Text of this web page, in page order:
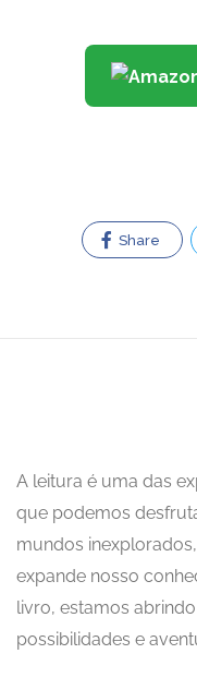
Share
A leitura é uma das
que podemos
mundos
expande nosso
livro, estamos
possibilidades e